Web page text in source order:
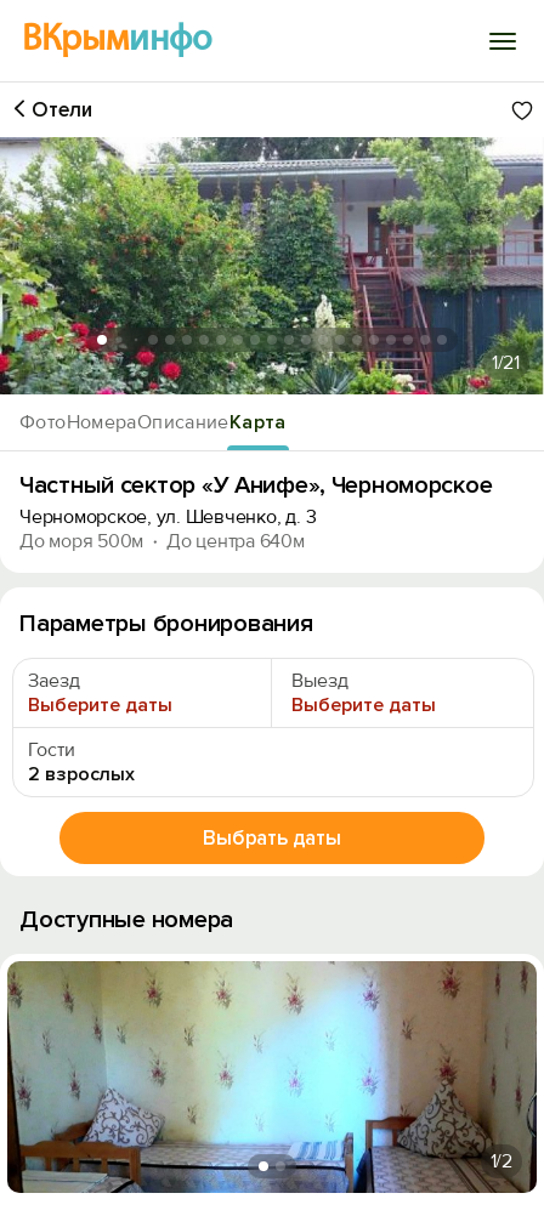
ВКрыминфо
Войти
Избранное
История просмотра
Добавить свой объект
ФотоНомераОписаниеКарта
Отели
1/21
Частный сектор «У Анифе», Черноморское
Черноморское, ул. Шевченко, д. 3
До моря 500м
До центра 640м
Параметры бронирования
Заезд
Выберите даты
Выезд
Выберите даты
Гости
2 взрослых
Выбрать даты
Доступные номера
1/2